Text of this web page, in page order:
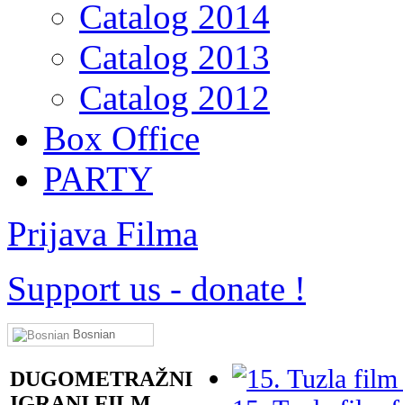
Catalog 2014
Catalog 2013
Catalog 2012
Box Office
PARTY
Prijava Filma
Support us - donate !
Bosnian
DUGOMETRAŽNI